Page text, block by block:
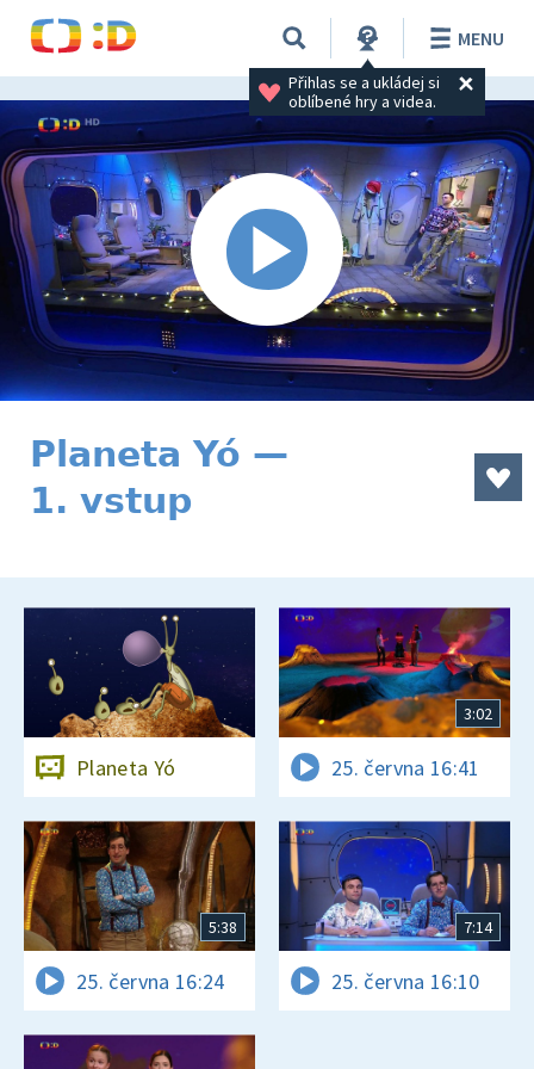
Přihlas se a ukládej si
oblíbené hry a videa.
MENU
Planeta Yó —
1. vstup
Planeta Yó
3:02
25. června 16:41
5:38
25. června 16:24
7:14
25. června 16:10